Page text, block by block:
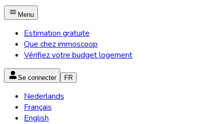
Menu
Estimation gratuite
Que chez immoscoop
Vérifiez votre budget logement
Se connecter FR
Nederlands
Français
English